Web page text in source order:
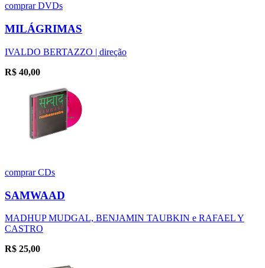
comprarDVDs
MILÁGRIMAS
IVALDO BERTAZZO | direção
R$ 40,00
comprarCDs
SAMWAAD
MADHUP MUDGAL, BENJAMIN TAUBKIN e RAFAEL Y
CASTRO
R$ 25,00